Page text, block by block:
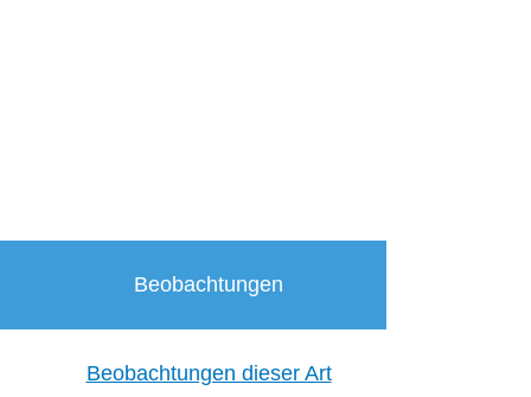
Beobachtungen
Beobachtungen dieser Art